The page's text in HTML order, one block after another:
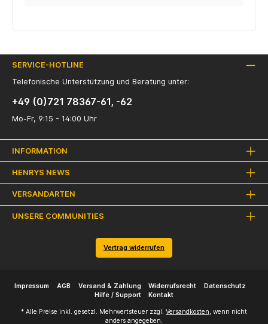
SERVICE-HOTLINE
Telefonische Unterstützung und Beratung unter:
+49 (0)721 78367-61, -62
Mo-Fr, 9:15 - 14:00 Uhr
INFORMATION
HENRYS NEWS
VERSANDARTEN
UNSERE COMMUNITIES
Vertrag widerrufen
Impressum AGB Versand & Zahlung Widerrufsrecht
Datenschutz
Hilfe / Support
Kontakt
* Alle Preise inkl. gesetzl. Mehrwertsteuer zzgl. Versandkosten, wenn nicht
anders angegeben.